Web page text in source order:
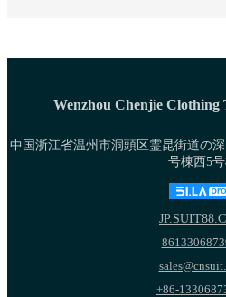
Wenzhou Chenjie Clothing
中国浙江省温州市洞頭区霊昆街道の
号棟西5
+86-